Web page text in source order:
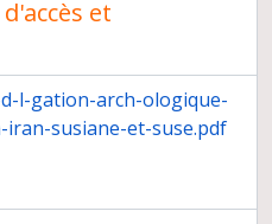
et
l-gation-arch-ologique-
susiane-et-suse.pdf